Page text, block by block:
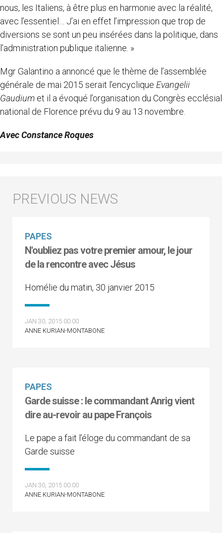
nous, les Italiens, à être plus en harmonie avec la réalité,
avec l’essentiel… J’ai en effet l’impression que trop de
diversions se sont un peu insérées dans la politique, dans
l’administration publique italienne. »
Mgr Galantino a annoncé que le thème de l’assemblée
générale de mai 2015 serait l’encyclique Evangelii
Gaudium et il a évoqué l’organisation du Congrès ecclésial
national de Florence prévu du 9 au 13 novembre.
Avec Constance Roques
PAPES
N'oubliez pas votre premier amour, le jour
de la rencontre avec Jésus
Homélie du matin, 30 janvier 2015
JAN 30, 2015 00:00
ANNE KURIAN-MONTABONE
PAPES
Garde suisse : le commandant Anrig vient
dire au-revoir au pape François
Le pape a fait l’éloge du commandant de sa
Garde suisse
JAN 30, 2015 00:00
ANNE KURIAN-MONTABONE